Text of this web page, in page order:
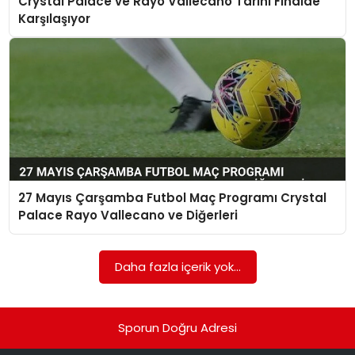
SAĞLIK
TEKNOLOJI
YAŞAM
Karşılaşıyor
27 Mayıs Çarşamba Futbol Maç Programı Crystal
Palace Rayo Vallecano ve Diğerleri
Daha fazla içerik yok...
Sporun Doğru Adresi